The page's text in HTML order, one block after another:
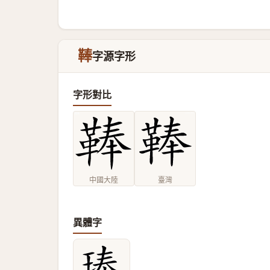
䩬字源字形
字形對比
中國大陸 臺灣
異體字